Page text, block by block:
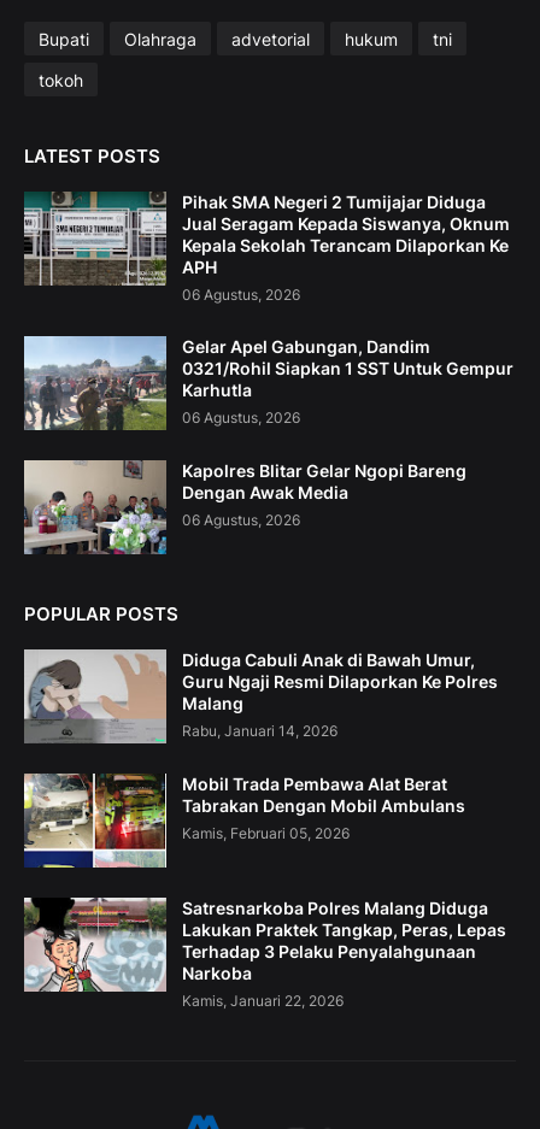
Bupati Olahraga advetorial hukum
tni
tokoh
LATEST POSTS
Pihak SMA Negeri 2 Tumijajar Diduga
Jual Seragam Kepada Siswanya, Oknum
Kepala Sekolah Terancam Dilaporkan Ke
APH
06 Agustus, 2026
Gelar Apel Gabungan, Dandim
0321/Rohil Siapkan 1 SST Untuk Gempur
Karhutla
06 Agustus, 2026
Kapolres Blitar Gelar Ngopi Bareng
Dengan Awak Media
06 Agustus, 2026
POPULAR POSTS
Diduga Cabuli Anak di Bawah Umur,
Guru Ngaji Resmi Dilaporkan Ke Polres
Malang
Rabu, Januari 14, 2026
Mobil Trada Pembawa Alat Berat
Tabrakan Dengan Mobil Ambulans
Kamis, Februari 05, 2026
Satresnarkoba Polres Malang Diduga
Lakukan Praktek Tangkap, Peras, Lepas
Terhadap 3 Pelaku Penyalahgunaan
Narkoba
Kamis, Januari 22, 2026